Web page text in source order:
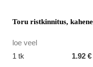
Toru ristkinnitus,
loe veel
1 tk
1.92 €